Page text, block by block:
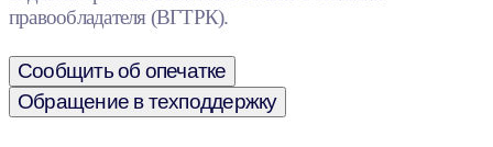
правообладателя (ВГТРК).
Сообщить об опечатке
Обращение в техподдержку